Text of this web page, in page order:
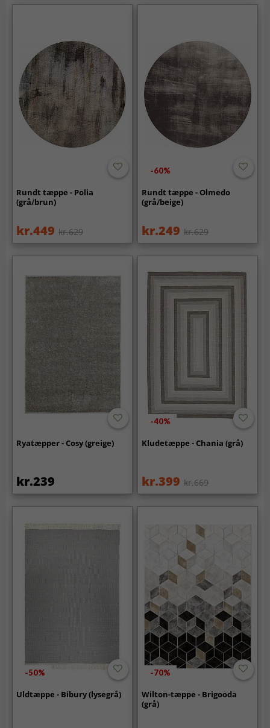
Rundt tæppe - Polia
(grå/brun)
kr.449 kr.629
-60%
Rundt tæppe - Olmedo
(grå/beige)
kr.249 kr.629
Ryatæpper - Cosy (greige)
kr.239
-40%
Kludetæppe - Chania (grå)
kr.399 kr.669
-50%
Uldtæppe - Bibury (lysegrå)
-70%
Wilton-tæppe - Brigooda
(grå)